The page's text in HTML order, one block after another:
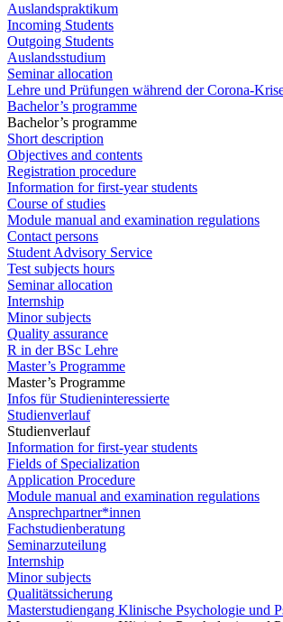
Auslandspraktikum
Incoming Students
Outgoing Students
Auslandsstudium
Seminar allocation
Lehre und Prüfungen während der Corona-
Bachelor’s programme
Bachelor’s programme
Short description
Objectives and contents
Registration procedure
Information for first-year students
Course of studies
Module manual and examination regulations
Contact persons
Student Advisory Service
Test subjects hours
Seminar allocation
Internship
Minor subjects
Quality assurance
R in der BSc Lehre
Master’s Programme
Master’s Programme
Infos für Studieninteressierte
Studienverlauf
Studienverlauf
Information for first-year students
Fields of Specialization
Application Procedure
Module manual and examination regulations
Ansprechpartner*innen
Fachstudienberatung
Seminarzuteilung
Internship
Minor subjects
Qualitätssicherung
Masterstudiengang Klinische Psychologie und